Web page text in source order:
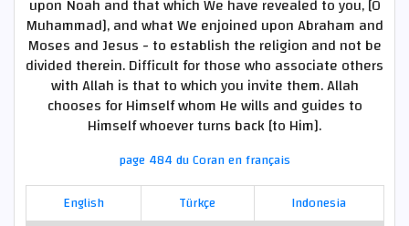
upon Noah and that which We have revealed to you, [O
Muhammad], and what We enjoined upon Abraham and
Moses and Jesus - to establish the religion and not be
divided therein. Difficult for those who associate others
with Allah is that to which you invite them. Allah
chooses for Himself whom He wills and guides to
Himself whoever turns back [to Him].
page 484 du Coran en français
English
Türkçe
Indonesia